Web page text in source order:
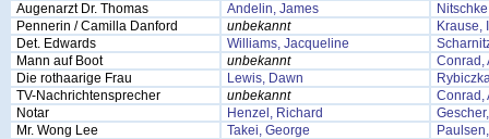
Augenarzt Dr. Thomas
Andelin, James
Pennerin / Camilla Danford
unbekannt
Krause,
Det. Edwards
Williams, Jacqueline
Mann auf Boot
unbekannt
Conrad,
Die rothaarige Frau
Lewis, Dawn
TV-Nachrichtensprecher
unbekannt
Conrad,
Notar
Henzel, Richard
Mr. Wong Lee
Takei, George